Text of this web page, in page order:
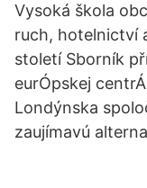
Vysoká škola
ruch, hotelnictví
století Sborník
eurÓpskej
Londýnska
zaujímavú